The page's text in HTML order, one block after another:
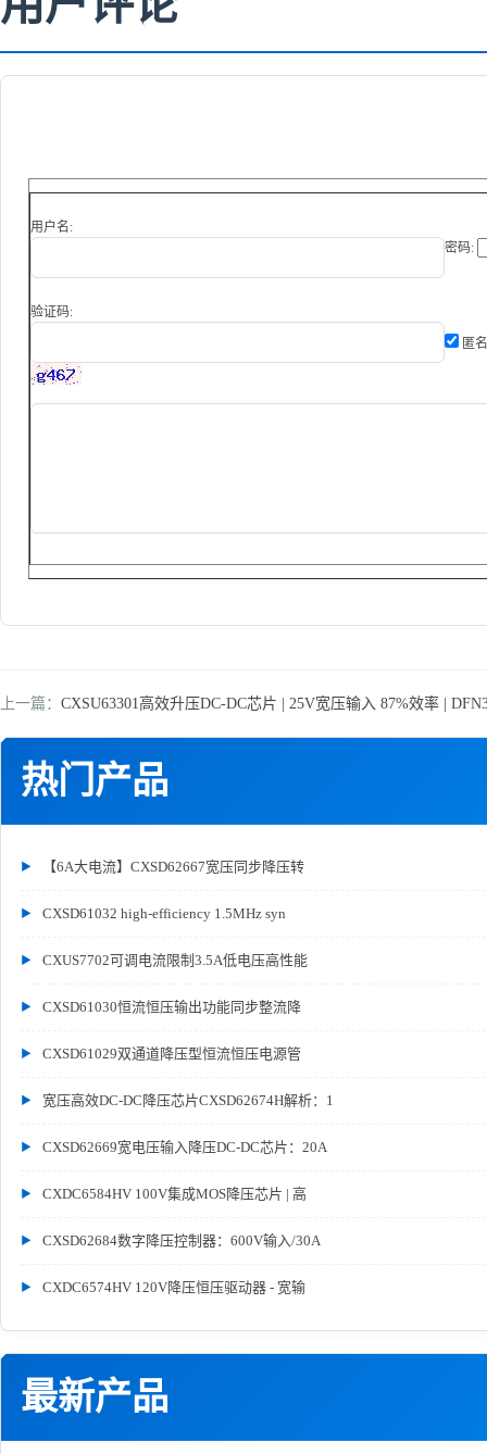
热门产品
【6A大电流】CXSD62667宽压同步降压转
CXSD61032 high-efficiency 1.5MHz syn
CXUS7702可调电流限制3.5A低电压高性能
CXSD61030恒流恒压输出功能同步整流降
CXSD61029双通道降压型恒流恒压电源管
宽压高效DC-DC降压芯片CXSD62674H解析：1
CXSD62669宽电压输入降压DC-DC芯片：20A
CXDC6584HV 100V集成MOS降压芯片 | 高
CXSD62684数字降压控制器：600V输入/30A
CXDC6574HV 120V降压恒压驱动器 - 宽输
最新产品
用户名:
密码:
验证码:
匿
上一篇： CXSU63301高效升压DC-DC芯片 | 25V宽压输入 87%效率 |